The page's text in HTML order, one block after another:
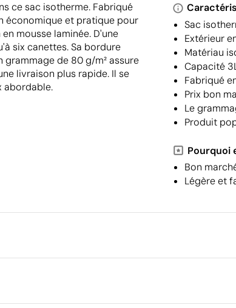
ce sac isotherme. Fabriqué
économique et pratique pour
mousse laminée. D'une
six canettes. Sa bordure
de 80 g/m² assure
livraison plus rapide. Il se
abordable.
Sac
Extérieur
Matériau
Capacité
Fabriqué
Prix bon
Le
Produit
Pourquoi
Bon
Légère et
Emballage